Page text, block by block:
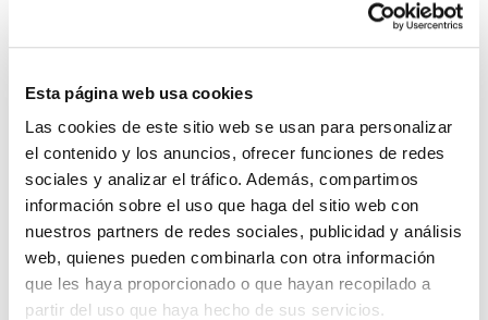
Esta página web usa cookies
Las cookies de este sitio web se usan para personalizar
el contenido y los anuncios, ofrecer funciones de redes
sociales y analizar el tráfico. Además, compartimos
información sobre el uso que haga del sitio web con
nuestros partners de redes sociales, publicidad y análisis
web, quienes pueden combinarla con otra información
que les haya proporcionado o que hayan recopilado a
partir del uso que haya hecho de sus servicios.
Rent a Car Dénia, regístrate y
disfruta de ventajas exclusivas:
5 % de descuento
Aplicable en todas tus reservas
futuras
Acumulable a otras